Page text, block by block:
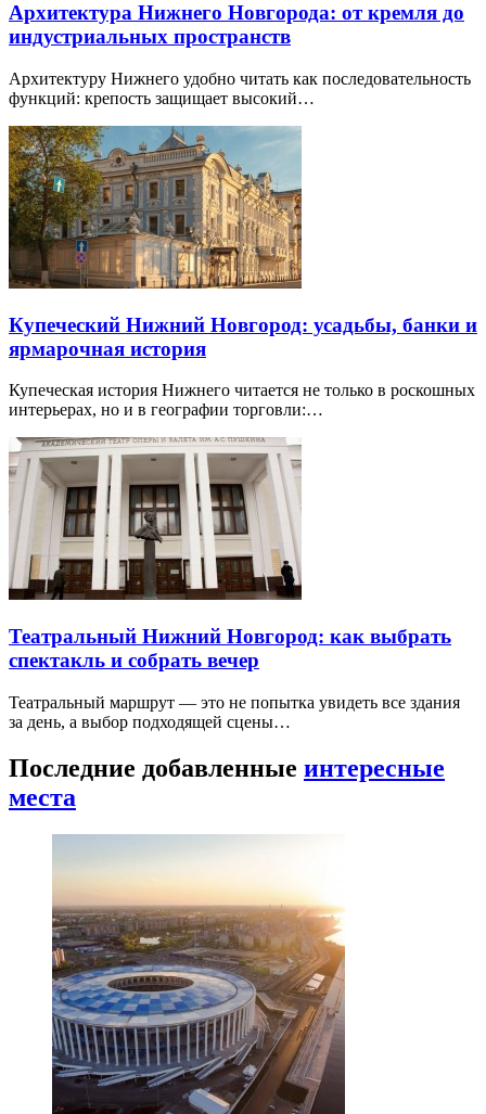
Архитектура Нижнего Новгорода: от кремля до
индустриальных пространств
Архитектуру Нижнего удобно читать как последовательность
функций: крепость защищает высокий…
Купеческий Нижний Новгород: усадьбы, банки и
ярмарочная история
Купеческая история Нижнего читается не только в роскошных
интерьерах, но и в географии торговли:…
Театральный Нижний Новгород: как выбрать
спектакль и собрать вечер
Театральный маршрут — это не попытка увидеть все здания
за день, а выбор подходящей сцены…
Последние добавленные интересные
места